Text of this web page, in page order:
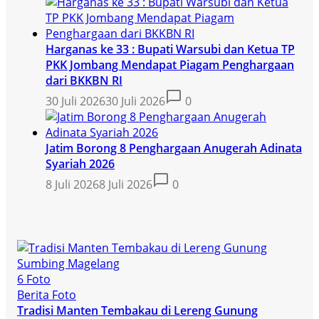
Harganas ke 33 : Bupati Warsubi dan Ketua TP
PKK Jombang Mendapat Piagam Penghargaan
dari BKKBN RI
30 Juli 202630 Juli 2026 0
Jatim Borong 8 Penghargaan Anugerah Adinata
Syariah 2026
8 Juli 20268 Juli 2026 0
6 Foto
Berita Foto
Tradisi Manten Tembakau di Lereng Gunung